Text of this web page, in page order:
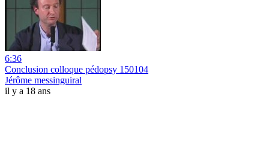
6:36
Conclusion colloque pédopsy 150104
Jérôme messinguiral
il y a 18 ans